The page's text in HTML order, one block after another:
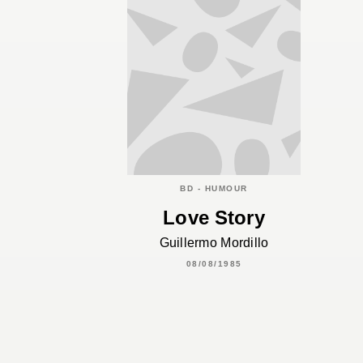
BD - HUMOUR
Love Story
Guillermo Mordillo
08/08/1985